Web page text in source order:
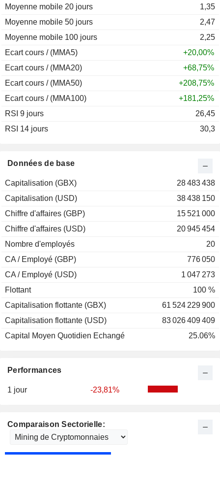
Performances
1 jour -23,81%
Données de base
Capitalisation (GBX)
28 483 438
Capitalisation (USD)
38 438 150
Chiffre d'affaires (GBP)
15 521 000
Chiffre d'affaires (USD)
20 945 454
Nombre d'employés
20
CA / Employé (GBP)
776 050
CA / Employé (USD)
1 047 273
Flottant
100 %
Capitalisation flottante (GBX)
61 524 229 900
Capitalisation flottante (USD)
83 026 409 409
Capital Moyen Quotidien Echangé
25.06%
Moyenne mobile 20 jours
1,35
Moyenne mobile 50 jours
2,47
Moyenne mobile 100 jours
2,25
Ecart cours / (MMA5)
+20,00%
Ecart cours / (MMA20)
+68,75%
Ecart cours / (MMA50)
+208,75%
Ecart cours / (MMA100)
+181,25%
RSI 9 jours
26,45
RSI 14 jours
30,3
Comparaison Sectorielle: